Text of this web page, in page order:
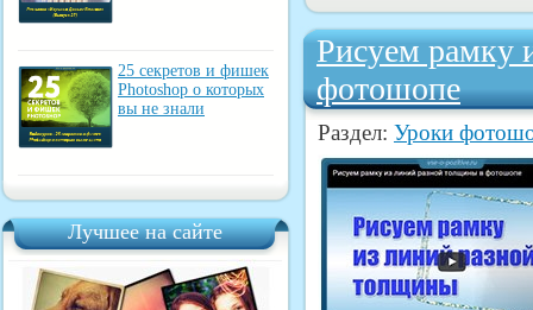
25 секретов и фишек
Photoshop о которых
вы не знали
Лучшее на сайте
Рисуем рамку
фотошопе
Раздел: Уроки